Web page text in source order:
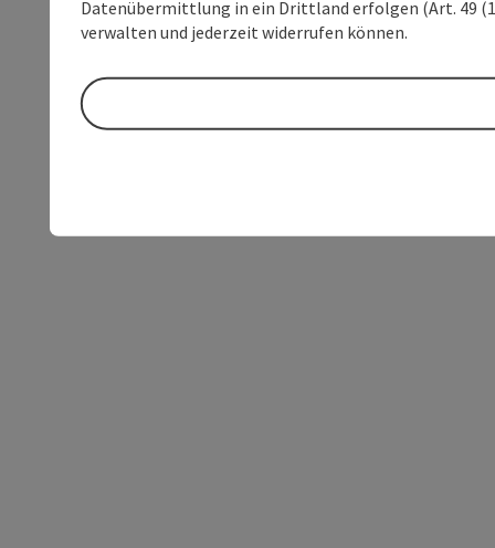
Datenübermittlung in ein Drittland erfolgen (Art. 49
verwalten und jederzeit widerrufen können.